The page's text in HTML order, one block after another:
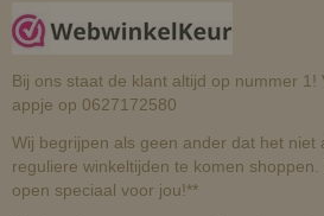
Bij ons staat de klant altijd op nummer 1!
appje op 0627172580
Wij begrijpen als geen ander dat het niet
reguliere winkeltijden te komen
open speciaal voor jou!**